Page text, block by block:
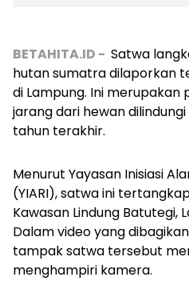
BETAHITA.ID - Satwa
hutan sumatra dilaporkan
di Lampung. Ini
jarang dari hewan
tahun terakhir.
Menurut Yayasan Inisiasi
(YIARI), satwa ini
Kawasan Lindung Batutegi,
Dalam video yang
tampak satwa tersebut
menghampiri kamera.